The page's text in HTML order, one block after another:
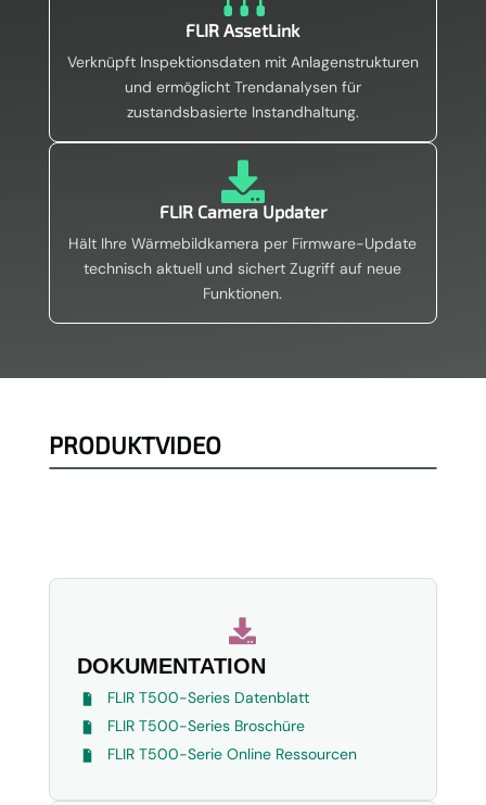
FLIR AssetLink
Verknüpft Inspektionsdaten mit Anlagenstrukturen
und ermöglicht Trendanalysen für
zustandsbasierte Instandhaltung.

FLIR Camera Updater
Hält Ihre Wärmebildkamera per Firmware-Update
technisch aktuell und sichert Zugriff auf neue
Funktionen.
PRODUKTVIDEO

DOKUMENTATION
FLIR T500-Series Datenblatt
FLIR T500-Series Broschüre
FLIR T500-Serie Online Ressourcen